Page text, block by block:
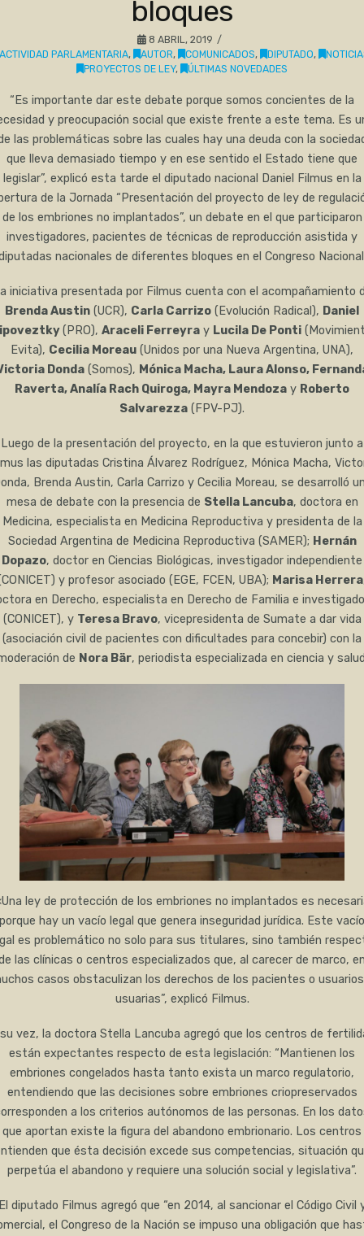
bloques
8 ABRIL, 2019
ACTIVIDAD PARLAMENTARIA, AUTOR, COMUNICADOS, DIPUTADO,
PROYECTOS DE LEY, ÚLTIMAS NOVEDADES
“Es importante dar este debate porque somos concientes de la
y preocupación social que existe frente a este tema. Es
las problemáticas sobre las cuales hay una deuda con la
que lleva demasiado tiempo y en ese sentido el Estado tiene que
legislar”, explicó esta tarde el diputado nacional Daniel Filmus en la
de la Jornada “Presentación del proyecto de ley de
de los embriones no implantados”, un debate en el que participaron
investigadores, pacientes de técnicas de reproducción asistida y
nacionales de diferentes bloques en el Congreso
iniciativa presentada por Filmus cuenta con el acompañamiento
Brenda Austin (UCR), Carla Carrizo (Evolución Radical), Daniel
(PRO), Araceli Ferreyra y Lucila De Ponti
Evita), Cecilia Moreau (Unidos por una Nueva Argentina, UNA),
Donda(Somos), Mónica Macha, Laura Alonso,
Raverta, Analía Rach Quiroga, Mayra Mendoza y Roberto
Salvarezza (FPV-PJ).
Luego de la presentación del proyecto, en la que estuvieron junto a
las diputadas Cristina Álvarez Rodríguez, Mónica Macha,
Brenda Austin, Carla Carrizo y Cecilia Moreau, se desarrolló
mesa de debate con la presencia de Stella Lancuba, doctora en
Medicina, especialista en Medicina Reproductiva y presidenta de la
Sociedad Argentina de Medicina Reproductiva (SAMER); Hernán
Dopazo, doctor en Ciencias Biológicas, investigador independiente
y profesor asociado (EGE, FCEN, UBA); Marisa Herrera
en Derecho, especialista en Derecho de Familia e
(CONICET), y Teresa Bravo, vicepresidenta de Sumate a dar vida
(asociación civil de pacientes con dificultades para concebir) con la
de Nora Bär, periodista especializada en ciencia y
ley de protección de los embriones no implantados es
porque hay un vacío legal que genera inseguridad jurídica. Este vacío
es problemático no solo para sus titulares, sino también
las clínicas o centros especializados que, al carecer de marco, en
casos obstaculizan los derechos de los pacientes o
usuarias”, explicó Filmus.
vez, la doctora Stella Lancuba agregó que los centros de
están expectantes respecto de esta legislación: “Mantienen los
embriones congelados hasta tanto exista un marco regulatorio,
entendiendo que las decisiones sobre embriones criopreservados
a los criterios autónomos de las personas. En los
que aportan existe la figura del abandono embrionario. Los centros
que ésta decisión excede sus competencias, situación
perpetúa el abandono y requiere una solución social y legislativa”.
El diputado Filmus agregó que “en 2014, al sancionar el Código Civil
el Congreso de la Nación se impuso una obligación que